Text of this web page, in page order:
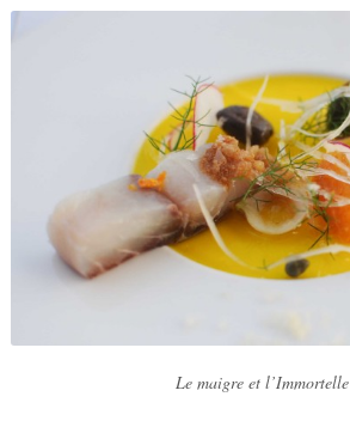
Le maigre et l’Immortelle